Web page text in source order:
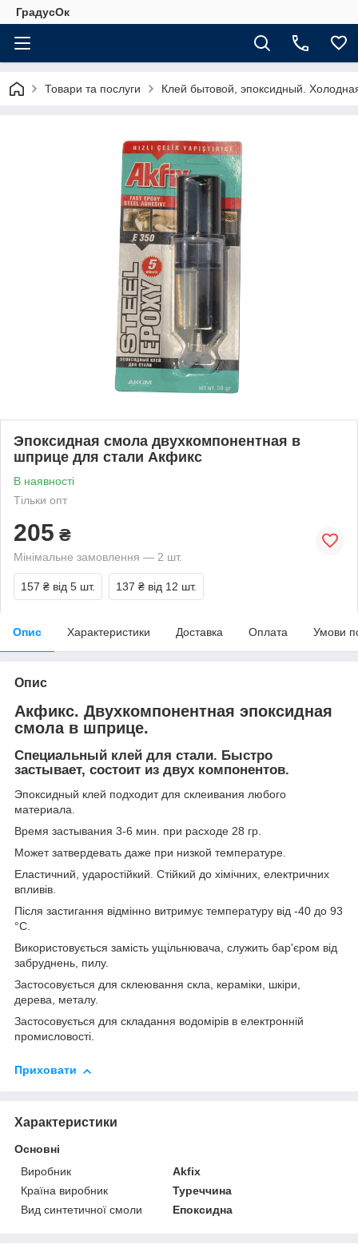
ГрадусОк
Товари та послуги Клей бытовой, эпоксидный.
Эпоксидная смола двухкомпонентная в
шприце для стали Акфикс
В наявності
Тільки опт
205 ₴
Мінімальне замовлення — 2 шт.
157 ₴ від 5 шт. 137 ₴ від 12 шт.
Опис Характеристики Доставка Оплата Умови
Опис
Акфикс. Двухкомпонентная эпоксидная
смола в шприце.
Специальный клей для стали. Быстро
застывает, состоит из двух компонентов.
Эпоксидный клей подходит для склеивания любого
материала.
Время застывания 3-6 мин. при расходе 28 гр.
Может затвердевать даже при низкой температуре.
Еластичний, ударостійкий. Стійкий до хімічних, електричних
впливів.
Після застигання відмінно витримує температуру від -40 до 93
°С.
Використовується замість ущільнювача, служить бар'єром від
забруднень, пилу.
Застосовується для склеювання скла, кераміки, шкіри,
дерева, металу.
Застосовується для складання водомірів в електронній
промисловості.
Приховати
Характеристики
Основні
Виробник
Akfix
Країна виробник
Туреччина
Вид синтетичної смоли
Епоксидна